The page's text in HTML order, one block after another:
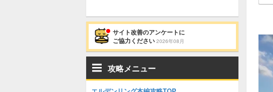
サイト改善のアンケートに
ご協力ください 2026年08月
攻略メニュー